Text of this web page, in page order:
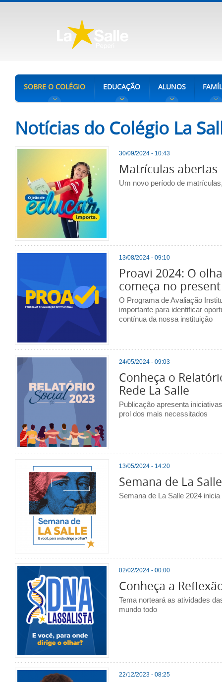
SOBRE O COLÉGIO EDUCAÇÃO ALUNOS
Notícias do Colégio La
30/09/2024 - 10:43
Matrículas abertas
Um novo período de
13/08/2024 - 09:10
Proavi 2024: O
começa no present
O Programa de Avaliação
importante para identificar
contínua da nossa instituição
24/05/2024 - 09:03
Conheça o
Rede La Salle
Publicação apresenta
prol dos mais necessitados
13/05/2024 - 14:20
Semana de La Salle
Semana de La Salle 2024
02/02/2024 - 00:00
Conheça a
Tema norteará as atividades
mundo todo
22/12/2023 - 08:25